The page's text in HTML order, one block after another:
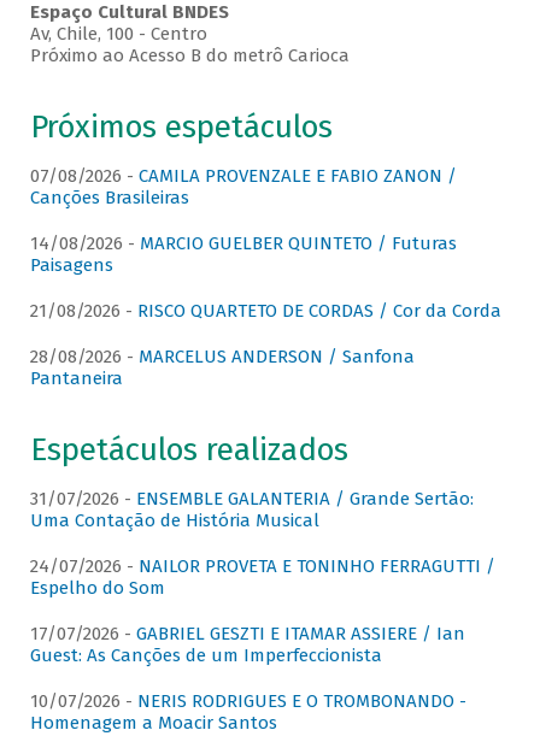
Espaço Cultural BNDES
Av, Chile, 100 - Centro
Próximo ao Acesso B do metrô Carioca
Próximos espetáculos
07/08/2026 - CAMILA PROVENZALE E FABIO ZANON /
Canções Brasileiras
14/08/2026 - MARCIO GUELBER QUINTETO / Futuras
Paisagens
21/08/2026 - RISCO QUARTETO DE CORDAS / Cor da Corda
28/08/2026 - MARCELUS ANDERSON / Sanfona
Pantaneira
Espetáculos realizados
31/07/2026 - ENSEMBLE GALANTERIA / Grande Sertão:
Uma Contação de História Musical
24/07/2026 - NAILOR PROVETA E TONINHO FERRAGUTTI /
Espelho do Som
17/07/2026 - GABRIEL GESZTI E ITAMAR ASSIERE / Ian
Guest: As Canções de um Imperfeccionista
10/07/2026 - NERIS RODRIGUES E O TROMBONANDO -
Homenagem a Moacir Santos